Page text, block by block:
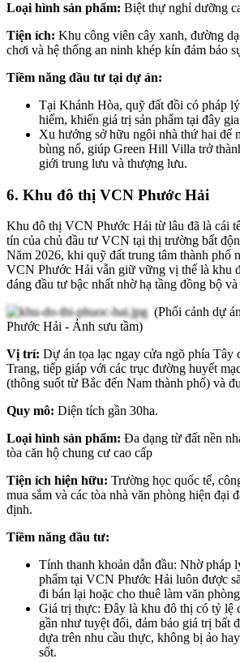
Loại hình sản phẩm: Biệt thự nghỉ dưỡng
Tiện ích: Khu công viên cây xanh, đường
chơi và hệ thống an ninh khép kín đảm bảo
Tiềm năng đầu tư tại dự án:
Tại Khánh Hòa, quỹ đất đồi có pháp
hiếm, khiến giá trị sản phẩm tại đây
Xu hướng sở hữu ngôi nhà thứ hai để
bùng nổ, giúp Green Hill Villa trở
giới trung lưu và thượng lưu.
6. Khu đô thị VCN Phước Hải
Khu đô thị VCN Phước Hải từ lâu đã là cái
tín của chủ đầu tư VCN tại thị trường bất
Năm 2026, khi quỹ đất trung tâm thành phố
VCN Phước Hải vẫn giữ vững vị thế là khu
đáng đầu tư bậc nhất nhờ hạ tầng đồng bộ
(Phối cảnh dự
Phước Hải - Ảnh sưu tầm)
Vị trí: Dự án tọa lạc ngay cửa ngõ phía Tây
Trang, tiếp giáp với các trục đường huyết
(thông suốt từ Bắc đến Nam thành phố) và
Quy mô: Diện tích gần 30ha.
Loại hình sản phẩm: Đa dạng từ đất nền
tòa căn hộ chung cư cao cấp
Tiện ích hiện hữu: Trường học quốc tế,
mua sắm và các tòa nhà văn phòng hiện đại
định.
Tiềm năng đầu tư:
Tính thanh khoản dẫn đầu: Nhờ pháp
phẩm tại VCN Phước Hải luôn được
đi bán lại hoặc cho thuê làm văn
Giá trị thực: Đây là khu đô thị có tỷ lệ
gần như tuyệt đối, đảm bảo giá trị bất
dựa trên nhu cầu thực, không bị ảo
sốt.